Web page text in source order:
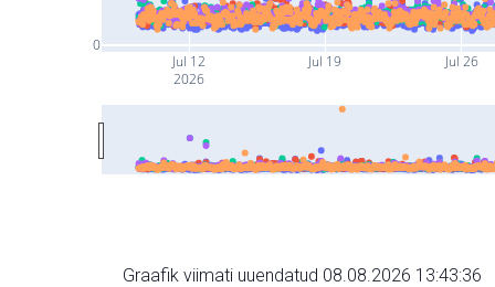
Jul 12
2026
Jul 19 Jul 26
0
Graafik viimati uuendatud 08.08.2026 13:43:36